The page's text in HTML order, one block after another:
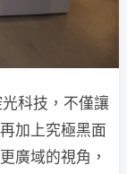
科技，不僅讓
加上究極黑面
廣域的視角，